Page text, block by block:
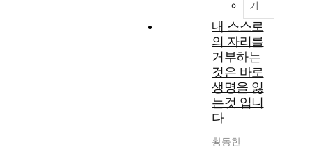
기
내 스스로
의 자리를
거부하는
것은 바로
생명을 잃
는것 입니
다
황동한